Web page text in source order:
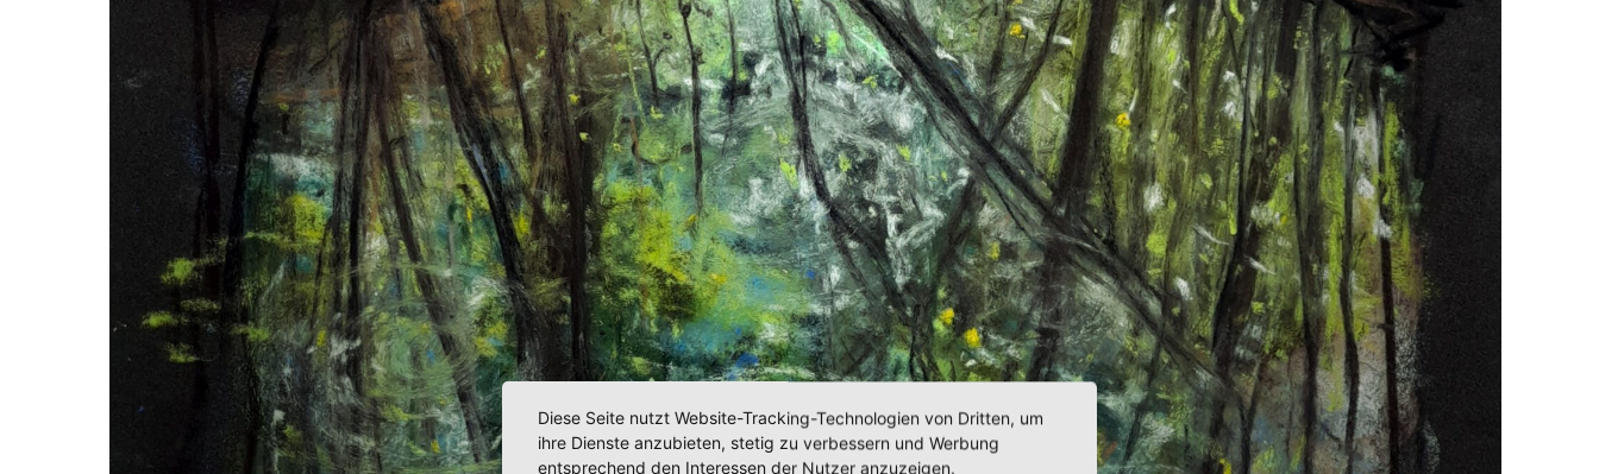
Diese Seite nutzt Website-Tracking-Technologien von Dritten, um
ihre Dienste anzubieten, stetig zu verbessern und Werbung
entsprechend den Interessen der Nutzer anzuzeigen.